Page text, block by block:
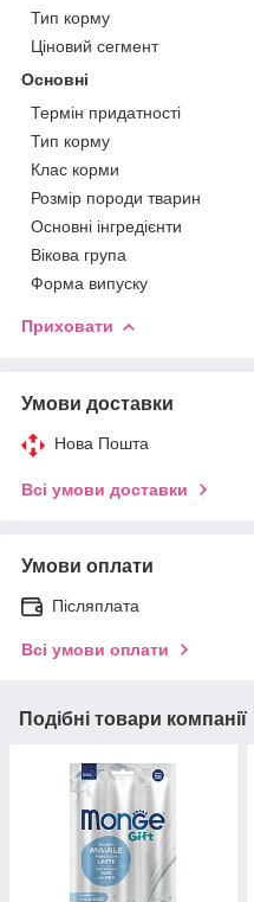
Тип корму
Ціновий сегмент
Основні
Термін придатності
Тип корму
Клас корми
Розмір породи тварин
Основні інгредієнти
Вікова група
Форма випуску
Приховати
Умови доставки
Нова Пошта
Всі умови доставки
Умови оплати
Післяплата
Всі умови оплати
Подібні товари компанії